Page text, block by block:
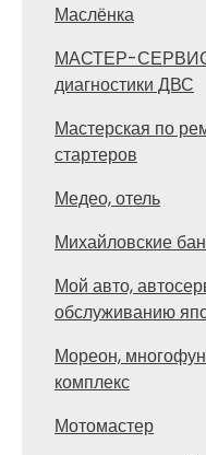
Маслёнка
МАСТЕР-СЕРВИС,
диагностики ДВС
Мастерская по
стартеров
Медео, отель
Михайловские
Мой авто,
обслуживанию
Мореон,
комплекс
Мотомастер